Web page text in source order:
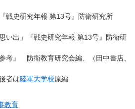
『戦史研究年報 第13号』防衛研究所
い出」『戦史研究年報 第13号』防衛研
考』 防衛教育研究会編、（田中書店、
者は陸軍大学校原編
教育